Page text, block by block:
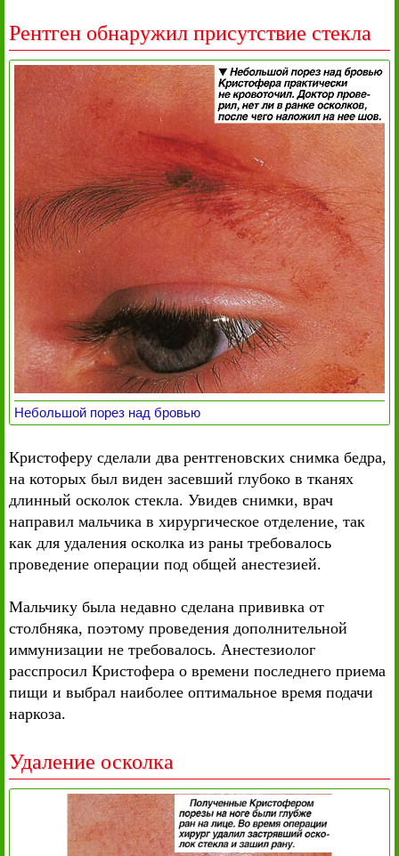
Рентген обнаружил присутствие стекла
Небольшой порез над бровью
Кристоферу сделали два рентгеновских снимка бедра,
на которых был виден засевший глубоко в тканях
длинный осколок стекла. Увидев снимки, врач
направил мальчика в хирургическое отделение, так
как для удаления осколка из раны требовалось
проведение операции под общей анестезией.
Мальчику была недавно сделана прививка от
столбняка, поэтому проведения дополнительной
иммунизации не требовалось. Анестезиолог
расспросил Кристофера о времени последнего приема
пищи и выбрал наиболее оптимальное время подачи
наркоза.
Удаление осколка